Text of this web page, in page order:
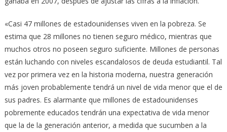
«Casi 47 millones de estadounidenses viven en la pobreza. Se
estima que 28 millones no tienen seguro médico, mientras que
muchos otros no poseen seguro suficiente. Millones de personas
están luchando con niveles escandalosos de deuda estudiantil. Tal
vez por primera vez en la historia moderna, nuestra generación
más joven probablemente tendrá un nivel de vida menor que el de
sus padres. Es alarmante que millones de estadounidenses
pobremente educados tendrán una expectativa de vida menor
que la de la generación anterior, a medida que sucumben a la